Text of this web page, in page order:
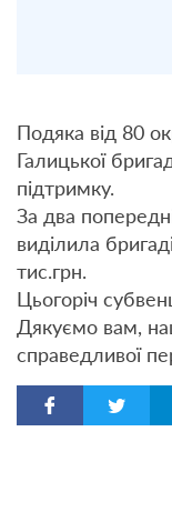
Подяка від 80
Галицької
підтримку.
За два
виділила
тис.грн.
Цьогоріч
Дякуємо вам,
справедливої